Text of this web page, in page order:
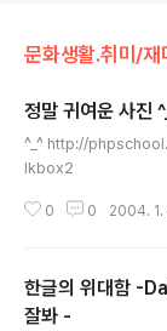
문화생활.취미/재
정말 귀여운 사진
^_^ http://
lkbox2
0 0 2004. 1.
한글의 위대함 -
잘봐 -